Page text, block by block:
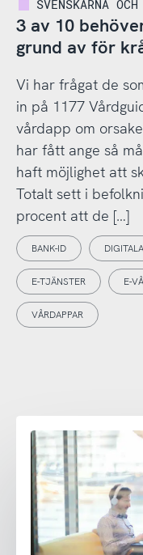
SVENSKARNA
3 av 10
grund av för
Vi har frågat de
in på 1177
vårdapp om
har fått ange så
haft möjlighet att
Totalt sett i
procent att de […]
BANK-ID
E-TJÄNSTER E-
VÅRDAPPAR